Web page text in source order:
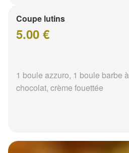
Coupe lutins
5.00 €
1 boule azzuro, 1 boule barbe
chocolat, crème fouettée